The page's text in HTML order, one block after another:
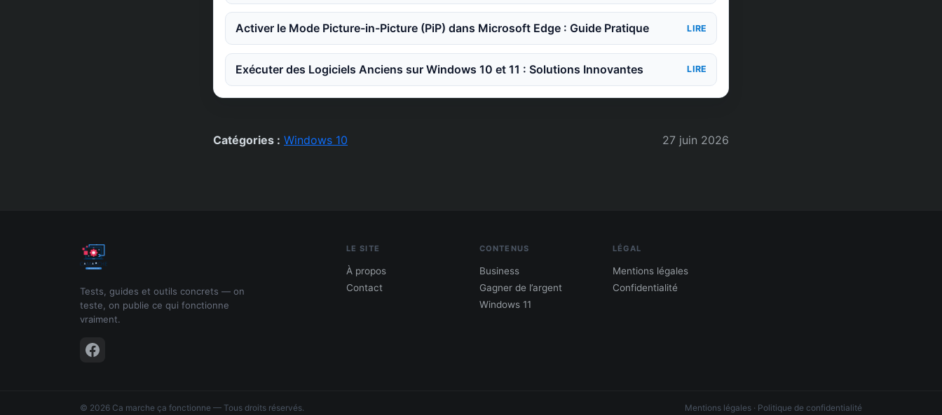
Activer le Mode Picture-in-Picture (PiP) dans Microsoft Edge : Guide Pratique LIRE
Exécuter des Logiciels Anciens sur Windows 10 et 11 : Solutions Innovantes LIRE
Catégories : Windows 10 27 juin 2026
Tests, guides et outils concrets — on
teste, on publie ce qui fonctionne
vraiment.
LE SITE
À propos
Contact
CONTENUS
Business
Gagner de l’argent
Windows 11
LÉGAL
Mentions légales
Confidentialité
© 2026 Ca marche ça fonctionne — Tous droits réservés. Mentions légales · Politique de confidentialité